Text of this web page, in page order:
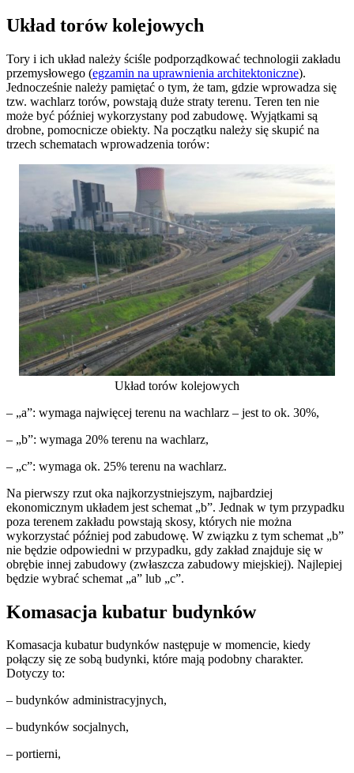
Układ torów kolejowych
Tory i ich układ należy ściśle podporządkować technologii zakładu
przemysłowego (egzamin na uprawnienia architektoniczne).
Jednocześnie należy pamiętać o tym, że tam, gdzie wprowadza się
tzw. wachlarz torów, powstają duże straty terenu. Teren ten nie
może być później wykorzystany pod zabudowę. Wyjątkami są
drobne, pomocnicze obiekty. Na początku należy się skupić na
trzech schematach wprowadzenia torów:
Układ torów kolejowych
– „a”: wymaga najwięcej terenu na wachlarz – jest to ok. 30%,
– „b”: wymaga 20% terenu na wachlarz,
– „c”: wymaga ok. 25% terenu na wachlarz.
Na pierwszy rzut oka najkorzystniejszym, najbardziej
ekonomicznym układem jest schemat „b”. Jednak w tym przypadku
poza terenem zakładu powstają skosy, których nie można
wykorzystać później pod zabudowę. W związku z tym schemat „b”
nie będzie odpowiedni w przypadku, gdy zakład znajduje się w
obrębie innej zabudowy (zwłaszcza zabudowy miejskiej). Najlepiej
będzie wybrać schemat „a” lub „c”.
Komasacja kubatur budynków
Komasacja kubatur budynków następuje w momencie, kiedy
połączy się ze sobą budynki, które mają podobny charakter.
Dotyczy to:
– budynków administracyjnych,
– budynków socjalnych,
– portierni,